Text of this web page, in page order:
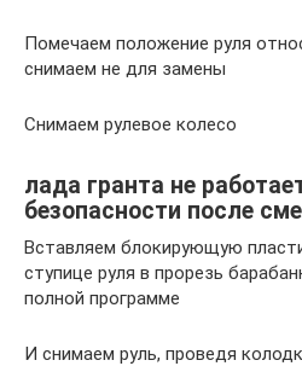
Помечаем положение руля
снимаем не для замены
Снимаем рулевое колесо
лада гранта не
безопасности после
Вставляем блокирующую
ступице руля в прорезь
полной программе
И снимаем руль, проведя